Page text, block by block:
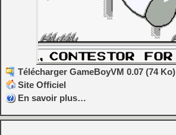
Télécharger GameBoyVM 0.07 (74 Ko)
Site Officiel
En savoir plus…